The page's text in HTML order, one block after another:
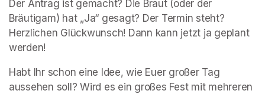
Der Antrag ist gemacht? Die Braut (oder der
Bräutigam) hat „Ja“ gesagt? Der Termin steht?
Herzlichen Glückwunsch! Dann kann jetzt ja geplant
werden!
Habt Ihr schon eine Idee, wie Euer großer Tag
aussehen soll? Wird es ein großes Fest mit mehreren